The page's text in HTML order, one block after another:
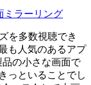
ミラーリング
を多数視聴でき
も人気のあるアプ
品の小さな画面で
っといることでし